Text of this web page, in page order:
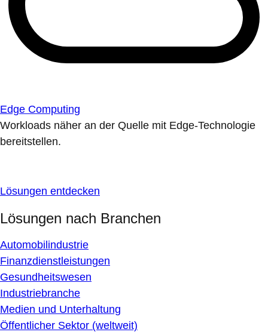
Edge Computing
Workloads näher an der Quelle mit Edge-Technologie
bereitstellen.
Lösungen entdecken
Lösungen nach Branchen
Automobilindustrie
Finanzdienstleistungen
Gesundheitswesen
Industriebranche
Medien und Unterhaltung
Öffentlicher Sektor (weltweit)